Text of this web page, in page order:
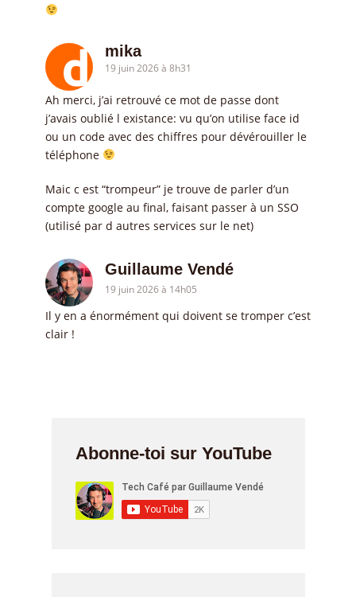
mika
19 juin 2026 à 8h31
Ah merci, j’ai retrouvé ce mot de passe dont
j’avais oublié l existance: vu qu’on utilise face id
ou un code avec des chiffres pour dévérouiller le
téléphone
Maic c est “trompeur” je trouve de parler d’un
compte google au final, faisant passer à un SSO
(utilisé par d autres services sur le net)
Guillaume Vendé
19 juin 2026 à 14h05
Il y en a énormément qui doivent se tromper c’est
clair !
Abonne-toi sur YouTube